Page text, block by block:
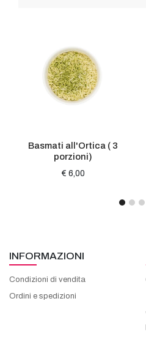
Basmati all'Ortica ( 3
porzioni)
€ 6,00
INFORMAZIONI
Condizioni di vendita
Ordini e spedizioni